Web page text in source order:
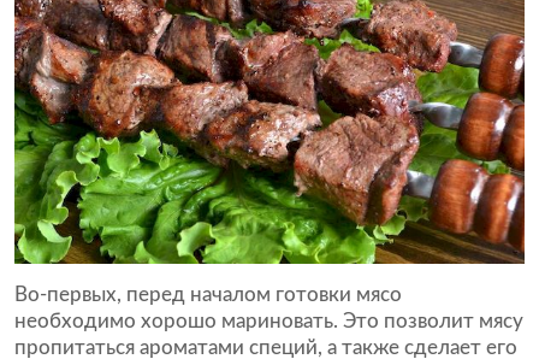
Во-первых, перед началом готовки мясо
необходимо хорошо мариновать. Это позволит мясу
пропитаться ароматами специй, а также сделает его